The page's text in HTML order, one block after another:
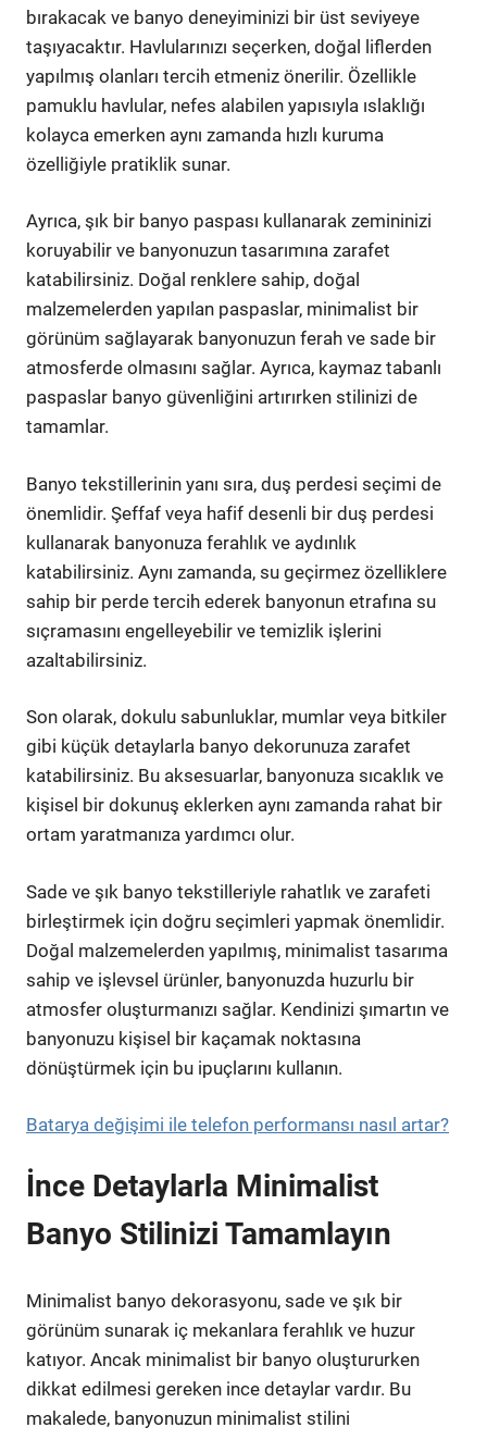
bırakacak ve banyo deneyiminizi bir üst seviyeye
taşıyacaktır. Havlularınızı seçerken, doğal liflerden
yapılmış olanları tercih etmeniz önerilir. Özellikle
pamuklu havlular, nefes alabilen yapısıyla ıslaklığı
kolayca emerken aynı zamanda hızlı kuruma
özelliğiyle pratiklik sunar.
Ayrıca, şık bir banyo paspası kullanarak zemininizi
koruyabilir ve banyonuzun tasarımına zarafet
katabilirsiniz. Doğal renklere sahip, doğal
malzemelerden yapılan paspaslar, minimalist bir
görünüm sağlayarak banyonuzun ferah ve sade bir
atmosferde olmasını sağlar. Ayrıca, kaymaz tabanlı
paspaslar banyo güvenliğini artırırken stilinizi de
tamamlar.
Banyo tekstillerinin yanı sıra, duş perdesi seçimi de
önemlidir. Şeffaf veya hafif desenli bir duş perdesi
kullanarak banyonuza ferahlık ve aydınlık
katabilirsiniz. Aynı zamanda, su geçirmez özelliklere
sahip bir perde tercih ederek banyonun etrafına su
sıçramasını engelleyebilir ve temizlik işlerini
azaltabilirsiniz.
Son olarak, dokulu sabunluklar, mumlar veya bitkiler
gibi küçük detaylarla banyo dekorunuza zarafet
katabilirsiniz. Bu aksesuarlar, banyonuza sıcaklık ve
kişisel bir dokunuş eklerken aynı zamanda rahat bir
ortam yaratmanıza yardımcı olur.
Sade ve şık banyo tekstilleriyle rahatlık ve zarafeti
birleştirmek için doğru seçimleri yapmak önemlidir.
Doğal malzemelerden yapılmış, minimalist tasarıma
sahip ve işlevsel ürünler, banyonuzda huzurlu bir
atmosfer oluşturmanızı sağlar. Kendinizi şımartın ve
banyonuzu kişisel bir kaçamak noktasına
dönüştürmek için bu ipuçlarını kullanın.
Batarya değişimi ile telefon performansı nasıl artar?
İnce Detaylarla Minimalist
Banyo Stilinizi Tamamlayın
Minimalist banyo dekorasyonu, sade ve şık bir
görünüm sunarak iç mekanlara ferahlık ve huzur
katıyor. Ancak minimalist bir banyo oluştururken
dikkat edilmesi gereken ince detaylar vardır. Bu
makalede, banyonuzun minimalist stilini